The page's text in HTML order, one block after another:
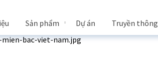
Sản phẩm Dự án Truyền thông